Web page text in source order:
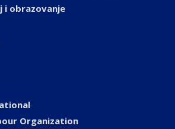
i obrazovanje
Organization